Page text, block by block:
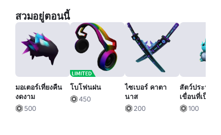
สวมอยู่ตอนนี้
มอเตอร์เที่ยงคืน
งดงาม
500
โบโฟนฝน
450
ไซเบอร์ คาตา
นาส
200
สัตว์ประหลา
เขื่อนที่เป็นมิ
100